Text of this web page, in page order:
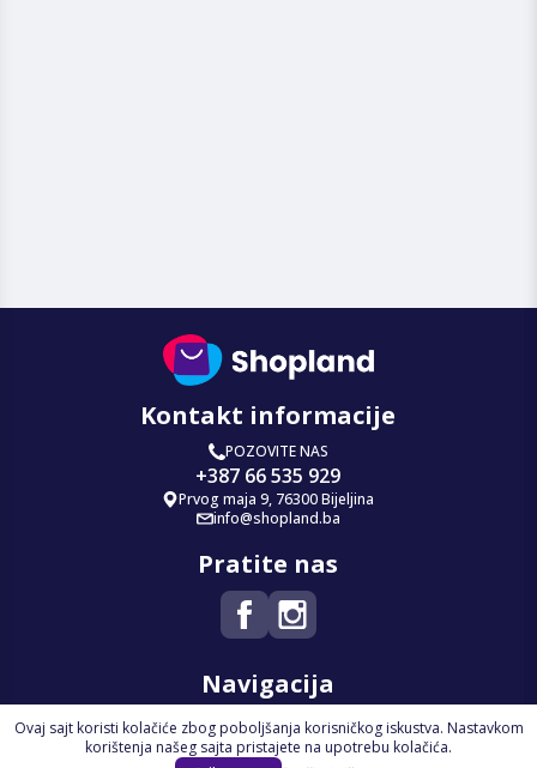
Kontakt informacije
POZOVITE NAS
+387 66 535 929
Prvog maja 9, 76300 Bijeljina
info@shopland.ba
Pratite nas
Navigacija
Početna
Na Akciji
Ovaj sajt koristi kolačiće zbog poboljšanja korisničkog iskustva. Nastavkom
korištenja našeg sajta pristajete na upotrebu kolačića.